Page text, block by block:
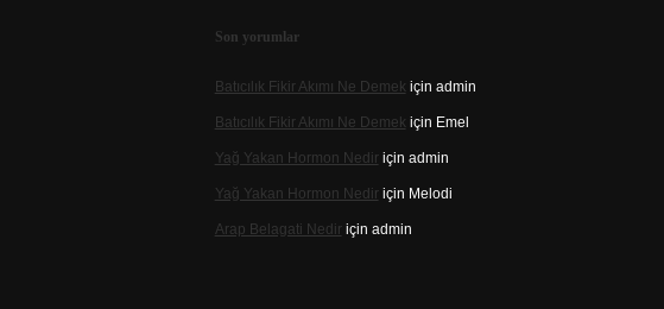
Son yorumlar
Batıcılık Fikir Akımı Ne Demek için admin
Batıcılık Fikir Akımı Ne Demek için Emel
Yağ Yakan Hormon Nediriçin admin
Yağ Yakan Hormon Nediriçin Melodi
Arap Belagati Nediriçin admin